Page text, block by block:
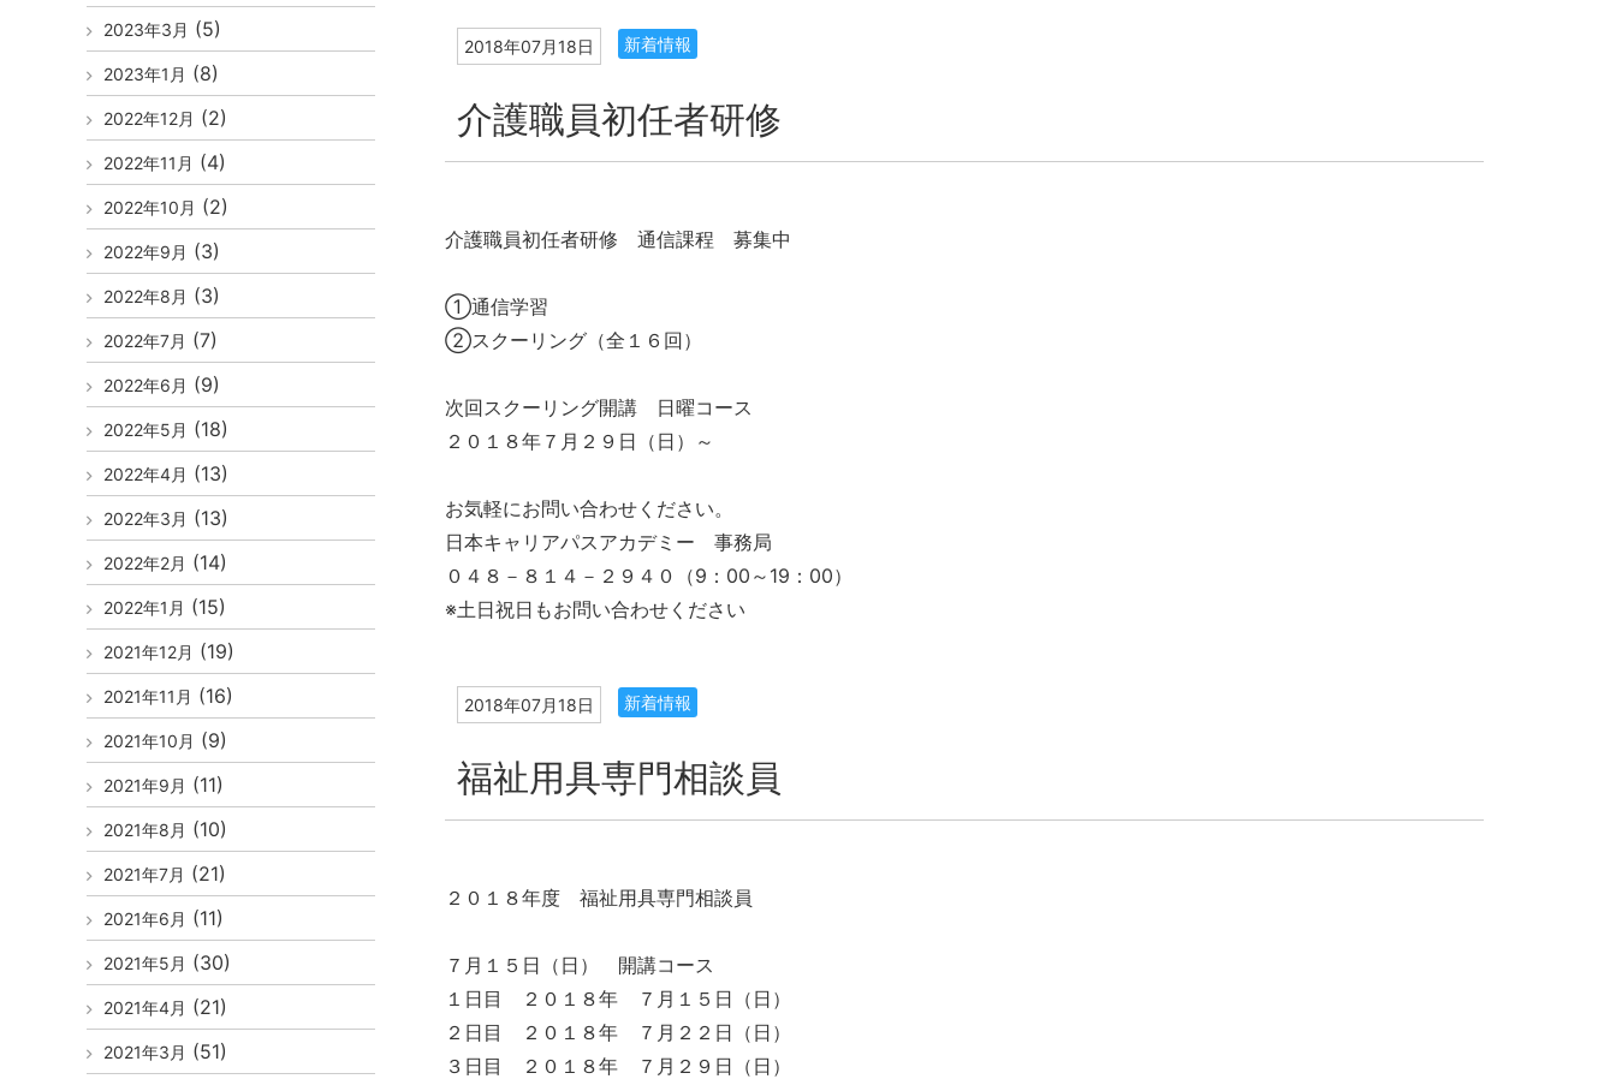
2018年07月18日 新着情報
介護職員初任者研修
介護職員初任者研修 通信課程 募集中
①通信学習
②スクーリング（全１６回）
次回スクーリング開講 日曜コース
２０１８年７月２９日（日）～
お気軽にお問い合わせください。
日本キャリアパスアカデミー 事務局
０４８－８１４－２９４０（9：00～19：00）
※土日祝日もお問い合わせください
2018年07月18日 新着情報
福祉用具専門相談員
２０１８年度 福祉用具専門相談員
７月１５日（日） 開講コース
１日目 ２０１８年 ７月１５日（日）
２日目 ２０１８年 ７月２２日（日）
３日目 ２０１８年 ７月２９日（日）
2023年3月 (5)
2023年1月 (8)
2022年12月 (2)
2022年11月 (4)
2022年10月 (2)
2022年9月 (3)
2022年8月 (3)
2022年7月 (7)
2022年6月 (9)
2022年5月 (18)
2022年4月 (13)
2022年3月 (13)
2022年2月 (14)
2022年1月 (15)
2021年12月 (19)
2021年11月 (16)
2021年10月 (9)
2021年9月 (11)
2021年8月 (10)
2021年7月 (21)
2021年6月 (11)
2021年5月 (30)
2021年4月 (21)
2021年3月 (51)